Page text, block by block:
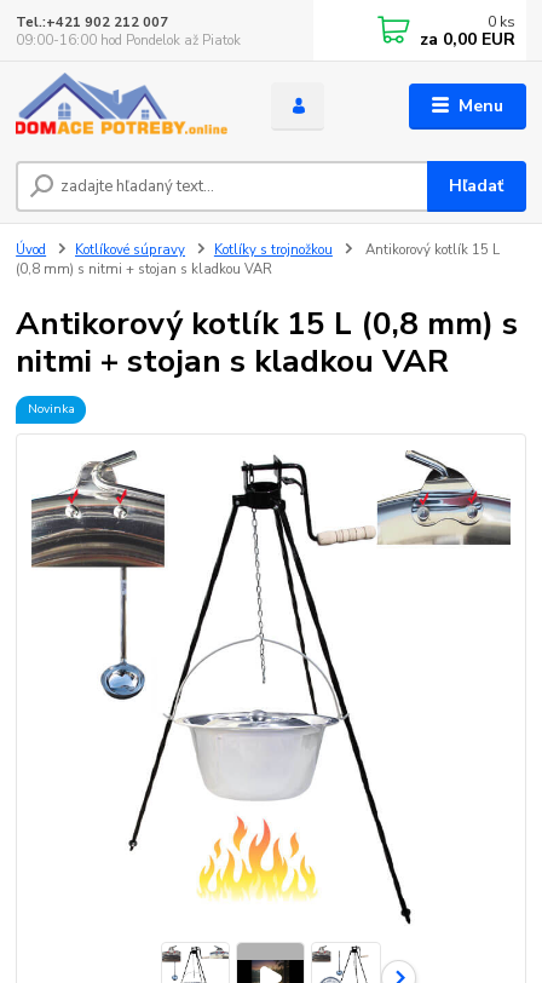
Menu
Hľadať
Tel.:+421 902 212 007
09:00-16:00 hod Pondelok až Piatok
0 ks
za 0,00 EUR
Úvod Kotlíkové súpravy Kotlíky s trojnožkou
Antikorový kotlík 15 L
(0,8 mm) s nitmi + stojan s kladkou VAR
Antikorový kotlík 15 L (0,8 mm) s
nitmi + stojan s kladkou VAR
Novinka